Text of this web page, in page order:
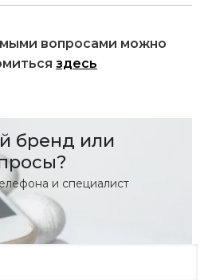
вопросами можно
здесь
бренд или
и специалист